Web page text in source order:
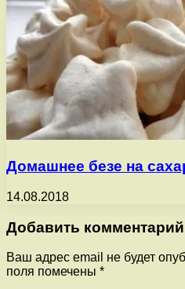
Домашнее безе на
14.08.2018
Добавить комментарий
Ваш адрес email не будет
поля помечены *